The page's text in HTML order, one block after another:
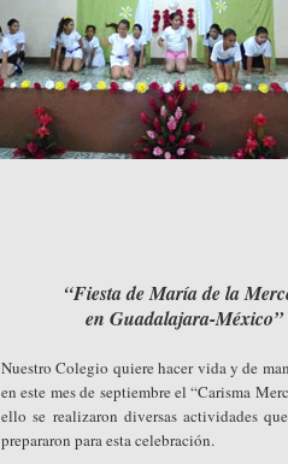
“Fiesta de María de la
en Guadalajara-México”
Nuestro Colegio quiere hacer vida y de
en este mes de septiembre el “Carisma
ello se realizaron diversas actividades
prepararon para esta celebración.